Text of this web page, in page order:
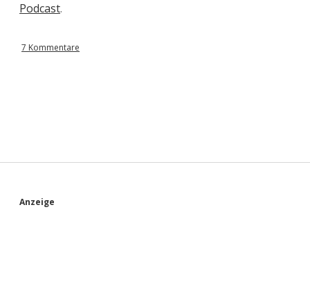
Podcast.
7 Kommentare
S
Anzeige